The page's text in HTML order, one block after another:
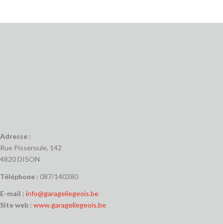
Adresse :
Rue Pisseroule, 142
4820 DISON
Téléphone : 087/140380
E-mail : info@garageliegeois.be
Site web : www.garageliegeois.be